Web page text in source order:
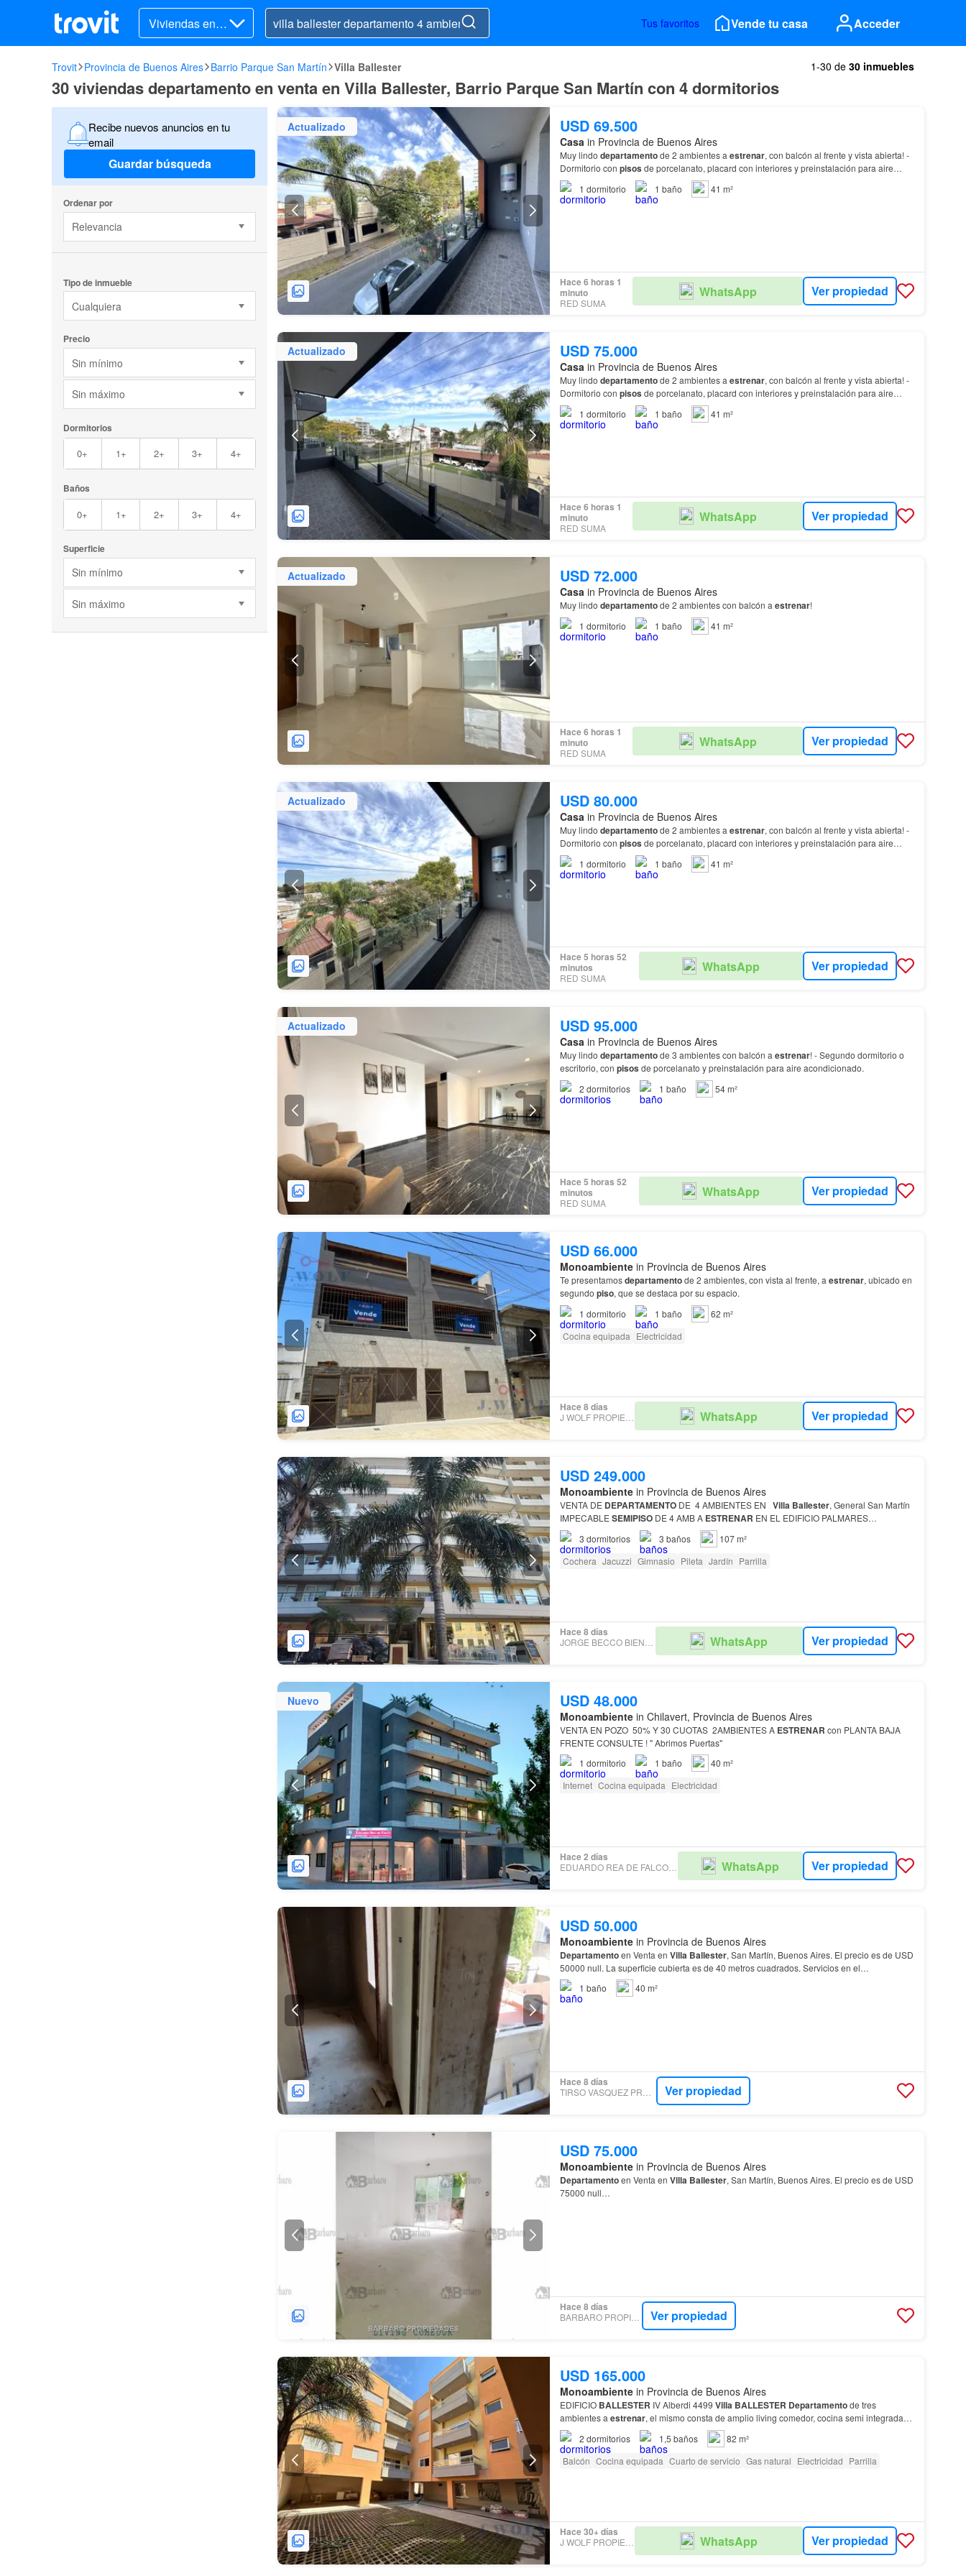
Viviendas en v
enta
Tus favoritos Vende tu casa Acceder
Trovit Provincia de Buenos Aires Barrio Parque San Martín Villa Ballester 1-30 de 30 inmuebles
30 viviendas departamento en venta en Villa Ballester, Barrio Parque San Martín con 4 dormitorios
Recibe nuevos anuncios en tu
email
Guardar búsqueda
Ordenar por
Relevancia
Tipo de inmueble
Cualquiera
Precio
Sin mínimo
Sin máximo
Dormitorios
0+ 1+ 2+ 3+ 4+
Baños
0+ 1+ 2+ 3+ 4+
Superficie
Sin mínimo
Sin máximo
Actualizado USD 69.500
Casain Provincia de Buenos Aires
Muy lindo departamentode 2 ambientes a estrenar, con balcón al frente y vista abierta! -
Dormitorio con pisos de porcelanato, placard con interiores y preinstalación para aire
acondicionado.…
1 dormitorio 1 baño 41 m²
Hace 6 horas 1
minuto
RED SUMA
WhatsApp Ver propiedad
Actualizado USD 75.000
Casa in Provincia de Buenos Aires
Muy lindo departamentode 2 ambientes a estrenar, con balcón al frente y vista abierta! -
Dormitorio con pisos de porcelanato, placard con interiores y preinstalación para aire
acondicionado.…
1 dormitorio 1 baño 41 m²
Hace 6 horas 1
minuto
RED SUMA
WhatsApp Ver propiedad
Actualizado USD 72.000
Casa in Provincia de Buenos Aires
Muy lindo departamentode 2 ambientes con balcón a estrenar!
1 dormitorio 1 baño 41 m²
Hace 6 horas 1
minuto
RED SUMA
WhatsApp Ver propiedad
Actualizado USD 80.000
Casa in Provincia de Buenos Aires
Muy lindo departamentode 2 ambientes a estrenar, con balcón al frente y vista abierta! -
Dormitorio con pisos de porcelanato, placard con interiores y preinstalación para aire
acondicionado.…
1 dormitorio 1 baño 41 m²
Hace 5 horas 52
minutos
RED SUMA
WhatsApp Ver propiedad
Actualizado USD 95.000
Casa in Provincia de Buenos Aires
Muy lindo departamentode 3 ambientes con balcón a estrenar! - Segundo dormitorio o
escritorio, con pisos de porcelanato y preinstalación para aire acondicionado.
2 dormitorios 1 baño 54 m²
Hace 5 horas 52
minutos
RED SUMA
WhatsApp Ver propiedad
USD 66.000
Monoambientein Provincia de Buenos Aires
Te presentamosdepartamentode 2 ambientes, con vista al frente, a estrenar, ubicado en
segundo piso, que se destaca por su espacio.
1 dormitorio 1 baño
62 m²
Cocina equipada Electricidad
Hace 8 días
J WOLF PROPIEDADES WhatsApp Ver propiedad
USD 249.000
Monoambientein Provincia de Buenos Aires
VENTA DE DEPARTAMENTODE 4 AMBIENTES EN Villa Ballester, General San Martín
IMPECABLE SEMIPISODE 4 AMB A ESTRENAR EN EL EDIFICIO PALMARES
TOTALMENTE SUITE CON HIDROMASAJE Y VESTIDOR, DORMITORIO C/PLACARD,
TOILETTE, 3º DO…
3 dormitorios 3 baños
107 m²
Cochera Jacuzzi Gimnasio Pileta Jardín Parrilla
Hace 8 días
WhatsApp Ver propiedad
Nuevo USD 48.000
Monoambientein Chilavert, Provincia de Buenos Aires
VENTA EN POZO 50% Y 30 CUOTAS 2AMBIENTES A ESTRENAR con PLANTA BAJA
FRENTE CONSULTE ! " Abrimos Puertas"
1 dormitorio 1 baño
40 m²
Internet Cocina equipada Electricidad
Hace 2 días
EDUARDO REA DE FALCO BIENES RAICES WhatsApp Ver propiedad
USD 50.000
Monoambientein Provincia de Buenos Aires
Departamentoen Venta en Villa Ballester, San Martín, Buenos Aires. El precio es de USD
50000 null. La superficie cubierta es de 40 metros cuadrados. Servicios en el
Departamento:…
1 baño 40 m²
Hace 8 días
Ver propiedad
USD 75.000
Monoambientein Provincia de Buenos Aires
Departamentoen Venta en Villa Ballester, San Martín, Buenos Aires. El precio es de USD
75000 null…
Hace 8 días
BARBARO PROPIEDADES Ver propiedad
USD 165.000
Monoambientein Provincia de Buenos Aires
EDIFICIO BALLESTER IV Alberdi 4499 Villa BALLESTER Departamentode tres
ambientes a estrenar, el mismo consta de amplio living comedor, cocina semi integrada
Cuatro
departamentospor , (dos de 2 ambientes y dos de 3 amb…
2 dormitorios 1,5 baños
82 m²
Balcón Cocina equipada Cuarto de servicio Gas natural Electricidad Parrilla
Hace 30+ días
WhatsApp Ver propiedad